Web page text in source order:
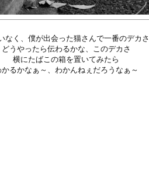
なく、僕が出会った猫さんで一番のデカさ
どうやったら伝わるかな、このデカさ
横にたばこの箱を置いてみたら
かるかなぁ～、わかんねぇだろうなぁ～